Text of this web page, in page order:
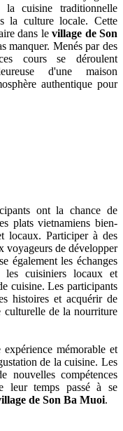
la cuisine traditionnelle
la culture locale. Cette
dans levillage de Son
manquer. Menés par des
cours se déroulent
d'une maison
authentique pour
ont la chance de
plats vietnamiens bien-
locaux. Participer à des
voyageurs de développer
également les échanges
les cuisiniers locaux et
cuisine. Les participants
histoires et acquérir de
culturelle de la nourriture
mémorable et
de la cuisine. Les
nouvelles compétences
leur temps passé à se
de Son Ba Muoi.